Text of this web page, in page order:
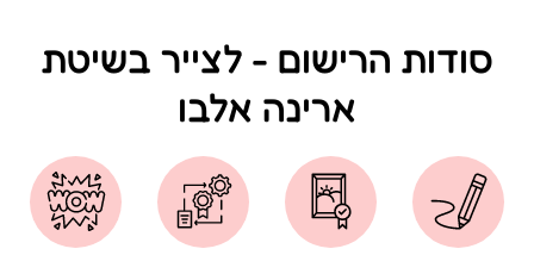
סודות הרישום - לצייר בשיטת
ארינה אלבו